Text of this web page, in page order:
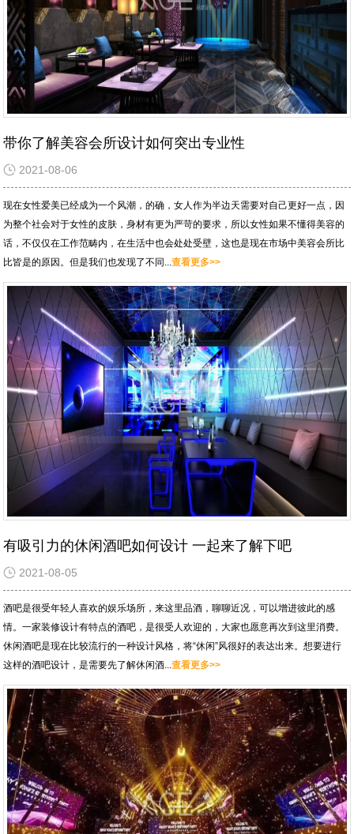
带你了解美容会所设计如何突出专业性
2021-08-06
现在女性爱美已经成为一个风潮，的确，女人作为半边天需要对自己更好一点，因
为整个社会对于女性的皮肤，身材有更为严苛的要求，所以女性如果不懂得美容的
话，不仅仅在工作范畴内，在生活中也会处处受壁，这也是现在市场中美容会所比
比皆是的原因。但是我们也发现了不同...查看更多>>
有吸引力的休闲酒吧如何设计 一起来了解下吧
2021-08-05
酒吧是很受年轻人喜欢的娱乐场所，来这里品酒，聊聊近况，可以增进彼此的感
情。一家装修设计有特点的酒吧，是很受人欢迎的，大家也愿意再次到这里消费。
休闲酒吧是现在比较流行的一种设计风格，将“休闲”风很好的表达出来。想要进行
这样的酒吧设计，是需要先了解休闲酒...查看更多>>